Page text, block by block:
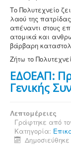
Το Πολυτεχνείο
λαού της
απέναντι στους
ατομικά και
βάρβαρη
Ζήτω το
ΕΔΟΕΑΠ:
Γενικής
Λεπτομέρειες
Γράφτηκε από
Κατηγορία: